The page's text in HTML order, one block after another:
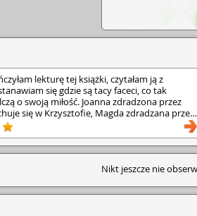
lekturę tej książki, czytałam ją z
się gdzie są tacy faceci, co tak
o swoją miłość. Joanna zdradzona przez
się w Krzysztofie, Magda zdradzana przez
chorobie odwzajemnia uczucia Łukasza
Zuza gwiazda modelingu, która wdała
z żonatym facetem, na której media nie
nitki nagle zakochuje się w prawniku,
się jej sprawami. Historie warte nakręcenia
nich prawd życiowych, refleksji i nadziei.
mną tom 3 , czekam na wypożyczenie.
Nikt jeszcze nie